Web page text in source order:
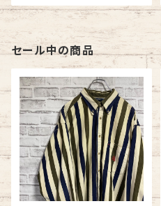
イルランド製 ユーロライン ヨー
ロッパ 古着
セール中の商品